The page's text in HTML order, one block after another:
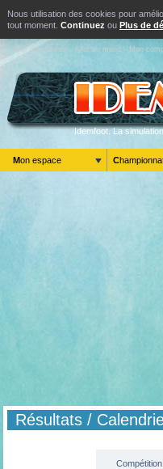
Nous utilisation des cookies pour
tout moment. Continuez ou Plus de
Aller au contenu Aller au menu Mon
Idemfoot. La
Mon espace
Résultats /
Compétition